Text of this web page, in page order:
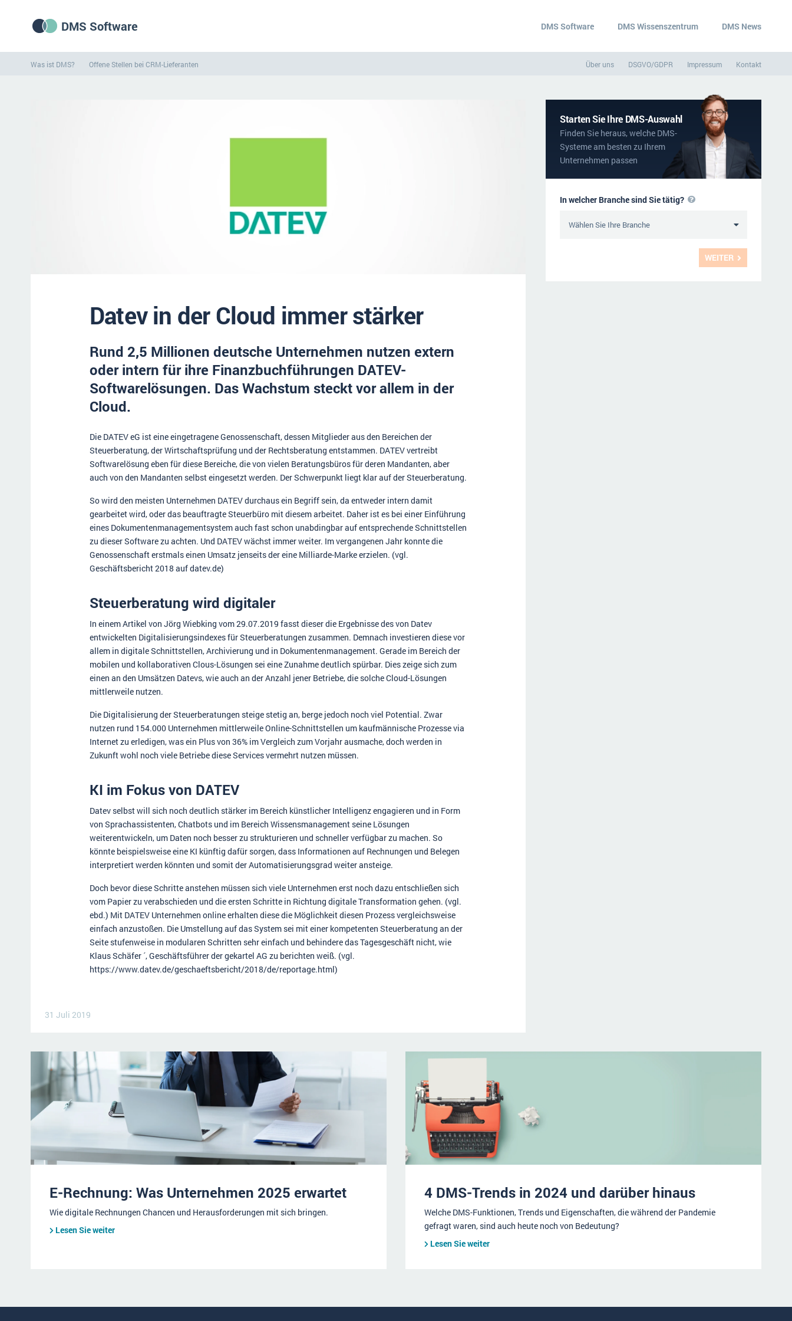
DMS Software DMS Software DMS Wissenszentrum DMS News
Was ist DMS? Offene Stellen bei CRM-Lieferanten Über uns DSGVO/GDPR Impressum Kontakt
Datev in der Cloud immer stärker
Rund 2,5 Millionen deutsche Unternehmen nutzen extern
oder intern für ihre Finanzbuchführungen DATEV-
Softwarelösungen. Das Wachstum steckt vor allem in der
Cloud.
Die DATEV eG ist eine eingetragene Genossenschaft, dessen Mitglieder aus den Bereichen der
Steuerberatung, der Wirtschaftsprüfung und der Rechtsberatung entstammen. DATEV vertreibt
Softwarelösung eben für diese Bereiche, die von vielen Beratungsbüros für deren Mandanten, aber
auch von den Mandanten selbst eingesetzt werden. Der Schwerpunkt liegt klar auf der Steuerberatung.
So wird den meisten Unternehmen DATEV durchaus ein Begriff sein, da entweder intern damit
gearbeitet wird, oder das beauftragte Steuerbüro mit diesem arbeitet. Daher ist es bei einer Einführung
eines Dokumentenmanagementsystem auch fast schon unabdingbar auf entsprechende Schnittstellen
zu dieser Software zu achten. Und DATEV wächst immer weiter. Im vergangenen Jahr konnte die
Genossenschaft erstmals einen Umsatz jenseits der eine Milliarde-Marke erzielen. (vgl.
Geschäftsbericht 2018 auf datev.de)
Steuerberatung wird digitaler
In einem Artikel von Jörg Wiebking vom 29.07.2019 fasst dieser die Ergebnisse des von Datev
entwickelten Digitalisierungsindexes für Steuerberatungen zusammen. Demnach investieren diese vor
allem in digitale Schnittstellen, Archivierung und in Dokumentenmanagement. Gerade im Bereich der
mobilen und kollaborativen Clous-Lösungen sei eine Zunahme deutlich spürbar. Dies zeige sich zum
einen an den Umsätzen Datevs, wie auch an der Anzahl jener Betriebe, die solche Cloud-Lösungen
mittlerweile nutzen.
Die Digitalisierung der Steuerberatungen steige stetig an, berge jedoch noch viel Potential. Zwar
nutzen rund 154.000 Unternehmen mittlerweile Online-Schnittstellen um kaufmännische Prozesse via
Internet zu erledigen, was ein Plus von 36% im Vergleich zum Vorjahr ausmache, doch werden in
Zukunft wohl noch viele Betriebe diese Services vermehrt nutzen müssen.
KI im Fokus von DATEV
Datev selbst will sich noch deutlich stärker im Bereich künstlicher Intelligenz engagieren und in Form
von Sprachassistenten, Chatbots und im Bereich Wissensmanagement seine Lösungen
weiterentwickeln, um Daten noch besser zu strukturieren und schneller verfügbar zu machen. So
könnte beispielsweise eine KI künftig dafür sorgen, dass Informationen auf Rechnungen und Belegen
interpretiert werden könnten und somit der Automatisierungsgrad weiter ansteige.
Doch bevor diese Schritte anstehen müssen sich viele Unternehmen erst noch dazu entschließen sich
vom Papier zu verabschieden und die ersten Schritte in Richtung digitale Transformation gehen. (vgl.
ebd.) Mit DATEV Unternehmen online erhalten diese die Möglichkeit diesen Prozess vergleichsweise
einfach anzustoßen. Die Umstellung auf das System sei mit einer kompetenten Steuerberatung an der
Seite stufenweise in modularen Schritten sehr einfach und behindere das Tagesgeschäft nicht, wie
Klaus Schäfer ´, Geschäftsführer der gekartel AG zu berichten weiß. (vgl.
https://www.datev.de/geschaeftsbericht/2018/de/reportage.html)
31 Juli 2019
Starten Sie Ihre DMS-Auswahl
Finden Sie heraus, welche DMS-
Systeme am besten zu Ihrem
Unternehmen passen
WEITER
In welcher Branche sind Sie tätig?
E-Rechnung: Was Unternehmen 2025 erwartet
Wie digitale Rechnungen Chancen und Herausforderungen mit sich bringen.
Lesen Sie weiter
4 DMS-Trends in 2024 und darüber hinaus
Welche DMS-Funktionen, Trends und Eigenschaften, die während der Pandemie
gefragt waren, sind auch heute noch von Bedeutung?
Lesen Sie weiter